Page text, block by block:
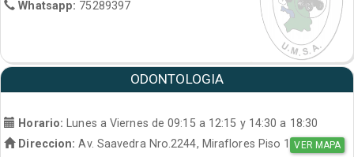
Whatsapp: 75289397
ODONTOLOGIA
Horario: Lunes a Viernes de 09:15 a 12:15 y 14:30 a 18:30
Direccion: Av. Saavedra Nro.2244, Miraflores Piso 1 VER MAPA